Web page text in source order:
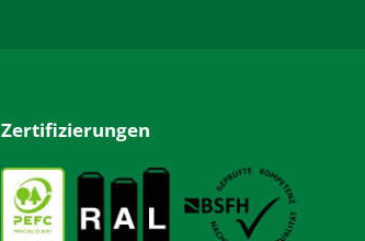
Zertifizierungen